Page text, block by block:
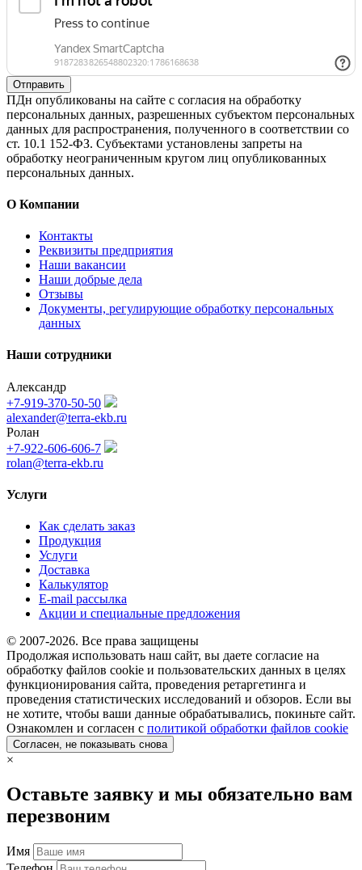
Отправить
ПДн опубликованы на сайте с согласия на обработку
персональных данных, разрешенных субъектом персональных
данных для распространения, полученного в соответствии со
ст. 10.1 152-ФЗ. Субъектами установлены запреты на
обработку неограниченным кругом лиц опубликованных
персональных данных.
О Компании
Контакты
Реквизиты предприятия
Наши вакансии
Наши добрые дела
Отзывы
Документы, регулирующие обработку персональных
данных
Наши сотрудники
Александр
+7-919-370-50-50
alexander@terra-ekb.ru
Ролан
+7-922-606-606-7
rolan@terra-ekb.ru
Услуги
Как сделать заказ
Продукция
Услуги
Доставка
Калькулятор
E-mail рассылка
Акции и специальные предложения
© 2007-2026. Все права защищены
Продолжая использовать наш сайт, вы даете согласие на
обработку файлов cookie и пользовательских данных в целях
функционирования сайта, проведения ретаргетинга и
проведения статистических исследований и обзоров. Если вы
не хотите, чтобы ваши данные обрабатывались, покиньте сайт.
Ознакомлен и согласен с политикой обработки файлов cookie
Согласен, не показывать снова
×
Оставьте заявку и мы обязательно вам
перезвоним
Имя